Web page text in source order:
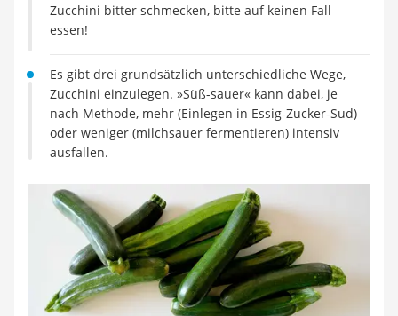
Müsli ohne Zuckerzusatz
Zucchini bitter schmecken, bitte auf keinen Fall
essen!
Es gibt drei grundsätzlich unterschiedliche Wege,
Zucchini einzulegen. »Süß-sauer« kann dabei, je
nach Methode, mehr (Einlegen in Essig-Zucker-Sud)
oder weniger (milchsauer fermentieren) intensiv
ausfallen.